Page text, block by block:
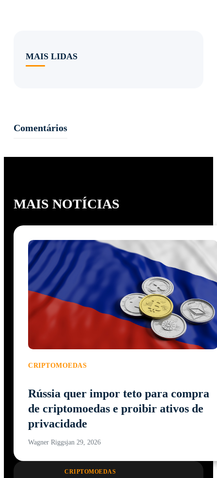
MAIS LIDAS
Comentários
MAIS NOTÍCIAS
CRIPTOMOEDAS
Rússia quer impor teto para compra
de criptomoedas e proibir ativos de
privacidade
Wagner Riggsjan 29, 2026
CRIPTOMOEDAS